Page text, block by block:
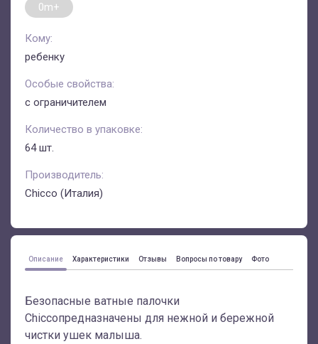
0m+
Кому:
ребенку
Особые свойства:
с ограничителем
Количество в упаковке:
64 шт.
Производитель:
Chicco (Италия)
Описание Характеристики Отзывы Вопросы по товару Фото
Безопасные ватные палочки
Chiccoпредназначены для нежной и бережной
чистки ушек малыша.